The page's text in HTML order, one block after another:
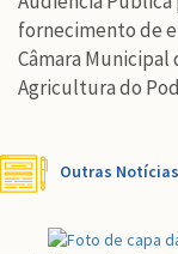
fornecimento de
Câmara Municipal
Agricultura do
Outras Notícias